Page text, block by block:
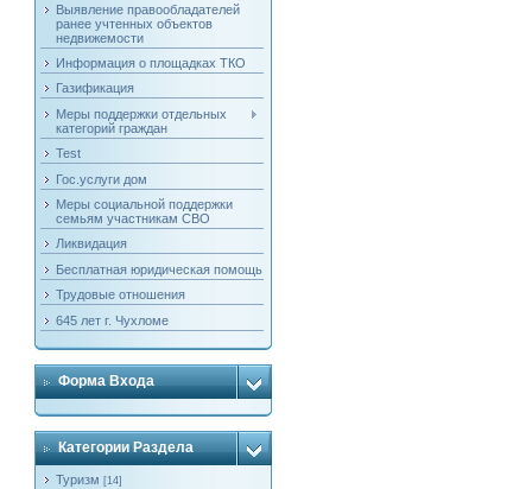
Выявление правообладателей
ранее учтенных объектов
недвижемости
Информация о площадках ТКО
Газификация
Меры поддержки отдельных
категорий граждан
Test
Гос.услуги дом
Меры социальной поддержки
семьям участникам СВО
Ликвидация
Бесплатная юридическая помощь
Трудовые отношения
645 лет г. Чухломе
Форма Входа
Категории Раздела
Туризм [14]